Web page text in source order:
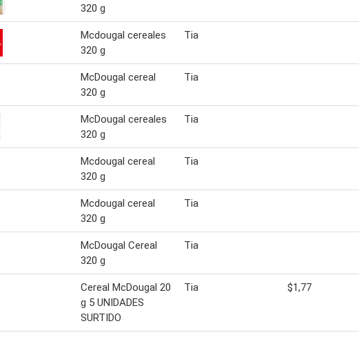
320 g
Mcdougal cereales
320 g
Tia
McDougal cereal
320 g
Tia
McDougal cereales
320 g
Tia
Mcdougal cereal
320 g
Tia
Mcdougal cereal
320 g
Tia
McDougal Cereal
320 g
Tia
Cereal McDougal 20
g 5 UNIDADES
SURTIDO
Tia $1,77